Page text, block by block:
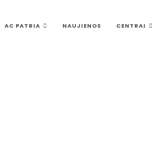
AC PATRIA NAUJIENOS CENTRAI